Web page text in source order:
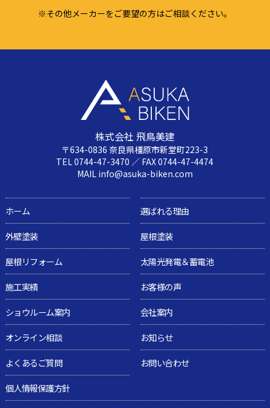
※その他メーカーをご要望の方はご相談ください。
株式会社 飛鳥美建
〒634-0836 奈良県橿原市新堂町223-3
TEL 0744-47-3470 ／ FAX 0744-47-4474
MAIL info@asuka-biken.com
ホーム
選ばれる理由
外壁塗装
屋根塗装
屋根リフォーム
太陽光発電＆蓄電池
施工実績
お客様の声
ショウルーム案内
会社案内
オンライン相談
お知らせ
よくあるご質問
お問い合わせ
個人情報保護方針